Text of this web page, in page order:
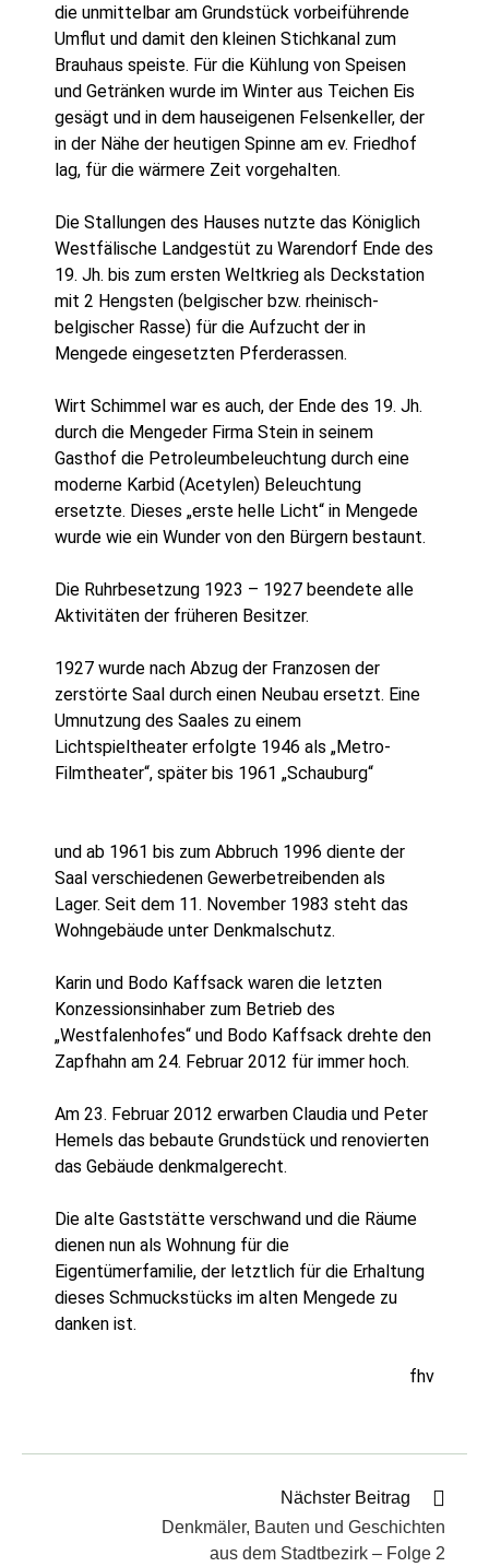
die unmittelbar am Grundstück vorbeiführende
Umflut und damit den kleinen Stichkanal zum
Brauhaus speiste. Für die Kühlung von Speisen
und Getränken wurde im Winter aus Teichen Eis
gesägt und in dem hauseigenen Felsenkeller, der
in der Nähe der heutigen Spinne am ev. Friedhof
lag, für die wärmere Zeit vorgehalten.
Die Stallungen des Hauses nutzte das Königlich
Westfälische Landgestüt zu Warendorf Ende des
19. Jh. bis zum ersten Weltkrieg als Deckstation
mit 2 Hengsten (belgischer bzw. rheinisch-
belgischer Rasse) für die Aufzucht der in
Mengede eingesetzten Pferderassen.
Wirt Schimmel war es auch, der Ende des 19. Jh.
durch die Mengeder Firma Stein in seinem
Gasthof die Petroleumbeleuchtung durch eine
moderne Karbid (Acetylen) Beleuchtung
ersetzte. Dieses „erste helle Licht“ in Mengede
wurde wie ein Wunder von den Bürgern bestaunt.
Die Ruhrbesetzung 1923 – 1927 beendete alle
Aktivitäten der früheren Besitzer.
1927 wurde nach Abzug der Franzosen der
zerstörte Saal durch einen Neubau ersetzt. Eine
Umnutzung des Saales zu einem
Lichtspieltheater erfolgte 1946 als „Metro-
Filmtheater“, später bis 1961 „Schauburg“
und ab 1961 bis zum Abbruch 1996 diente der
Saal verschiedenen Gewerbetreibenden als
Lager. Seit dem 11. November 1983 steht das
Wohngebäude unter Denkmalschutz.
Karin und Bodo Kaffsack waren die letzten
Konzessionsinhaber zum Betrieb des
„Westfalenhofes“ und Bodo Kaffsack drehte den
Zapfhahn am 24. Februar 2012 für immer hoch.
Am 23. Februar 2012 erwarben Claudia und Peter
Hemels das bebaute Grundstück und renovierten
das Gebäude denkmalgerecht.
Die alte Gaststätte verschwand und die Räume
dienen nun als Wohnung für die
Eigentümerfamilie, der letztlich für die Erhaltung
dieses Schmuckstücks im alten Mengede zu
danken ist.
fhv
Nächster Beitrag
Denkmäler, Bauten und Geschichten
aus dem Stadtbezirk – Folge 2